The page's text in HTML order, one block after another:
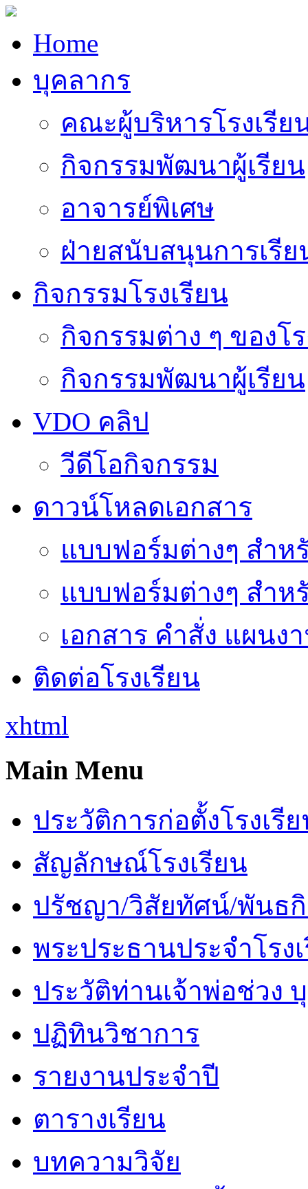
Home
บุคลากร
คณะผู้บริหารโรงเรีย
กิจกรรมพัฒนาผู้เรียน
อาจารย์พิเศษ
ฝ่ายสนับสนุนการเรี
กิจกรรมโรงเรียน
กิจกรรมต่าง ๆ ของโ
กิจกรรมพัฒนาผู้เรียน
VDO คลิป
วีดีโอกิจกรรม
ดาวน์โหลดเอกสาร
แบบฟอร์มต่างๆ สำห
แบบฟอร์มต่างๆ สำห
เอกสาร คำสั่ง แผนง
ติดต่อโรงเรียน
xhtml
Main Menu
ประวัติการก่อตั้งโรงเรี
สัญลักษณ์โรงเรียน
ปรัชญา/วิสัยทัศน์/พันธ
พระประธานประจำโรง
ประวัติท่านเจ้าพ่อช่วง
ปฏิทินวิชาการ
รายงานประจำปี
ตารางเรียน
บทความวิจัย